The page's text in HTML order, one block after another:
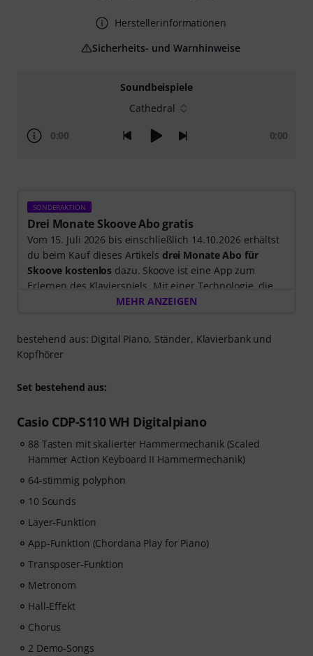
Soundbeispiele
Cathedral
0:00 0:00
SONDERAKTION
Drei Monate Skoove Abo gratis
Vom 15. Juli 2026 bis einschließlich 14.10.2026 erhältst
du beim Kauf dieses Artikels drei Monate Abo für
Skoove kostenlos dazu. Skoove ist eine App zum
Erlernen des Klavierspiels. Mit einer Technologie, die
dir beim Spielen zuhört, und Lektionen, die von
Nach dem Versand deiner Bestellung bekommst du
den Freischaltcode automatisch per E-Mail zugesendet.
Das Skoove-Abo endet nach Ablauf automatisch. Keine
MEHR ANZEIGEN
bestehend aus: Digital Piano, Ständer, Klavierbank und
Kopfhörer
Set bestehend aus:
Casio CDP-S110 WH Digitalpiano
88 Tasten mit skalierter Hammermechanik (Scaled
Hammer Action Keyboard II Hammermechanik)
64-stimmig polyphon
10 Sounds
Layer-Funktion
App-Funktion (Chordana Play for Piano)
Transposer-Funktion
Metronom
Hall-Effekt
Chorus
2 Demo-Songs
Herstellerinformationen
Sicherheits- und Warnhinweise